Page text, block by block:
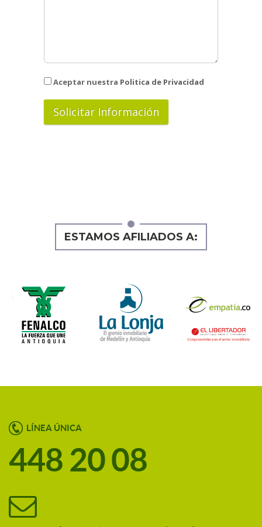
Aceptar nuestra Politica de Privacidad
ESTAMOS AFILIADOS A:
LÍNEA ÚNICA
448 20 08